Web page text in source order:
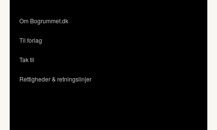
Om Bogrummet.dk
Til forlag
Tak til
Rettigheder & retningslinjer